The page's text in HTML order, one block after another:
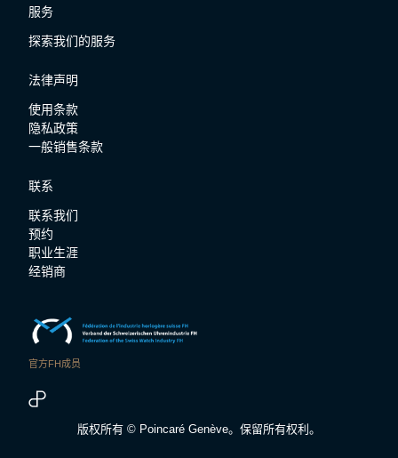
服务
探索我们的服务
法律声明
使用条款
隐私政策
一般销售条款
联系
联系我们
预约
职业生涯
经销商
官方FH成员
版权所有 © Poincaré Genève。保留所有权利。